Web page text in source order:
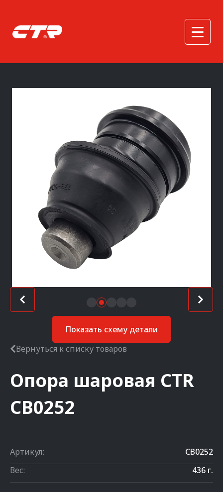
Показать схему детали
Вернуться к списку товаров
Опора шаровая CTR
CB0252
Артикул:
CB0252
Вес:
436 г.